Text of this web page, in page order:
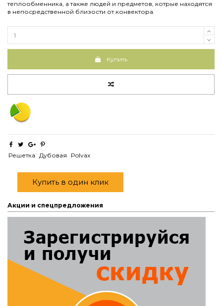
теплообменника, а также людей и предметов, котрые находятся
в непосредственной близости от конвектора.
Купить
Решетка Дубовая Polvax
Купить в один клик
Акции и спецпредложения